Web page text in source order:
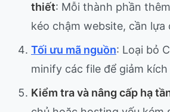
thiết: Mỗi thành phần
kéo chậm website, cần lựa
Tối ưu mã nguồn: Loại bỏ
minify các file để giảm
Kiểm tra và nâng cấp hạ